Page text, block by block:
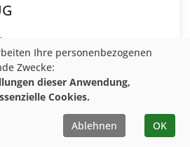
Ihre personenbezogenen
Zwecke:
dieser Anwendung,
Cookies.
Ablehnen OK